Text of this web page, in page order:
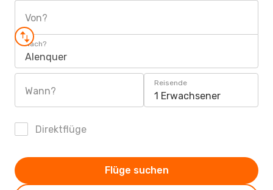
Von?
Nach?
Alenquer
Wann?
Reisende
1 Erwachsener
Direktflüge
Flüge suchen